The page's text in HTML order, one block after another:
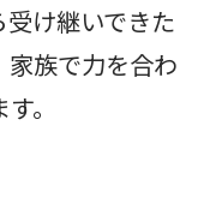
け継いできた
族で力を合わ
。